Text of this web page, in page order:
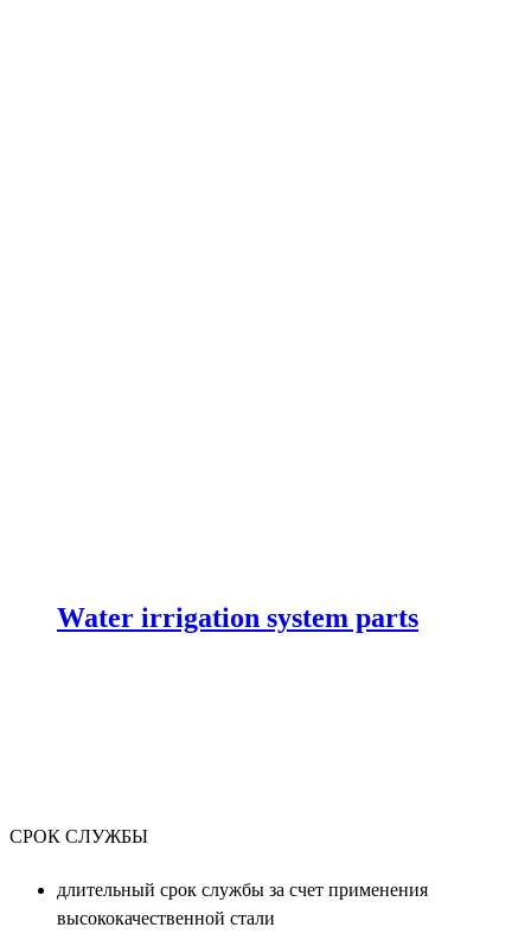
Water irrigation system parts
СРОК СЛУЖБЫ
длительный срок службы за счет применения
высококачественной стали